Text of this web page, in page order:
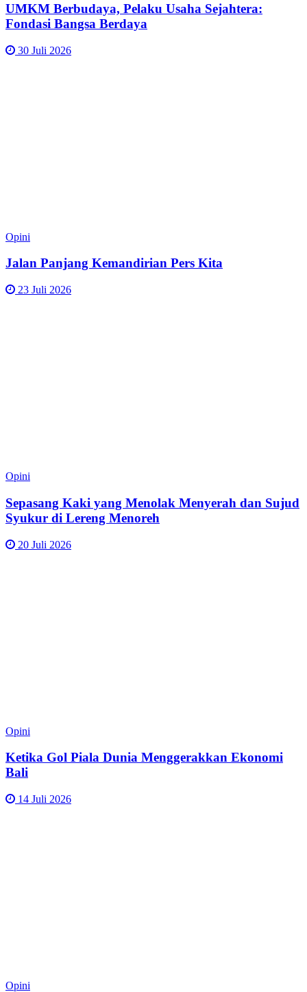
UMKM Berbudaya, Pelaku Usaha Sejahtera:
Fondasi Bangsa Berdaya
30 Juli 2026
Opini
Jalan Panjang Kemandirian Pers Kita
23 Juli 2026
Opini
Sepasang Kaki yang Menolak Menyerah dan Sujud
Syukur di Lereng Menoreh
20 Juli 2026
Opini
Ketika Gol Piala Dunia Menggerakkan Ekonomi
Bali
14 Juli 2026
Opini